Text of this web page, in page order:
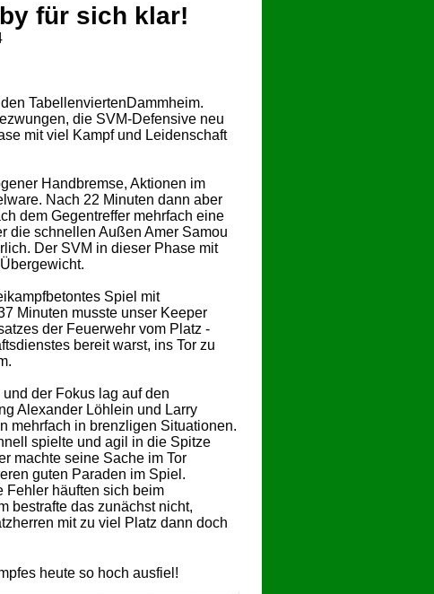
für sich klar!
TabellenviertenDammheim.
die SVM-Defensive neu
mit viel Kampf und Leidenschaft
Handbremse, Aktionen im
Nach 22 Minuten dann aber
dem Gegentreffer mehrfach eine
die schnellen Außen Amer Samou
Der SVM in dieser Phase mit
Spiel mit
Minuten musste unser Keeper
der Feuerwehr vom Platz -
bereit warst, ins Tor zu
der Fokus lag auf den
Alexander Löhlein und Larry
mehrfach in brenzligen Situationen.
spielte und agil in die Spitze
machte seine Sache im Tor
guten Paraden im Spiel.
Fehler häuften sich beim
bestrafte das zunächst nicht,
mit zu viel Platz dann doch
heute so hoch ausfiel!